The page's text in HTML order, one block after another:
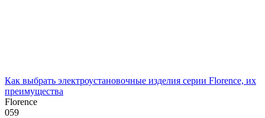
Как выбрать электроустановочные изделия серии Florence, их
преимущества
Florence
059